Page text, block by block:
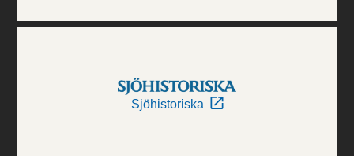
Sjöhistoriska